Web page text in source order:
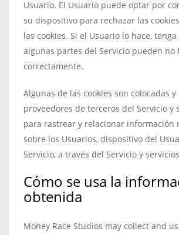
Usuario. El Usuario puede optar por
su dispositivo para rechazar las
las cookies. Si el Usuario lo hace,
algunas partes del Servicio pueden no
correctamente.
Algunas de las cookies son colocadas
proveedores de terceros del Servicio y
para rastrear y relacionar información
sobre los Usuarios, dispositivo del
Servicio, a través del Servicio y
Cómo se usa la
obtenida
Money Race Studios may collect and